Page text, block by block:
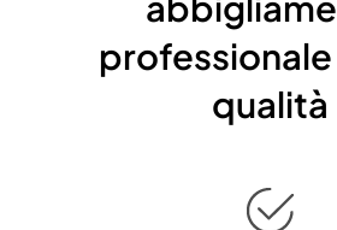
professionale
qualità